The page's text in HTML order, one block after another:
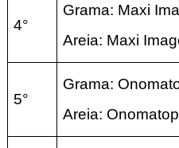
4°
Grama: Maxi
Areia: Maxi
5°
Grama:
Areia: